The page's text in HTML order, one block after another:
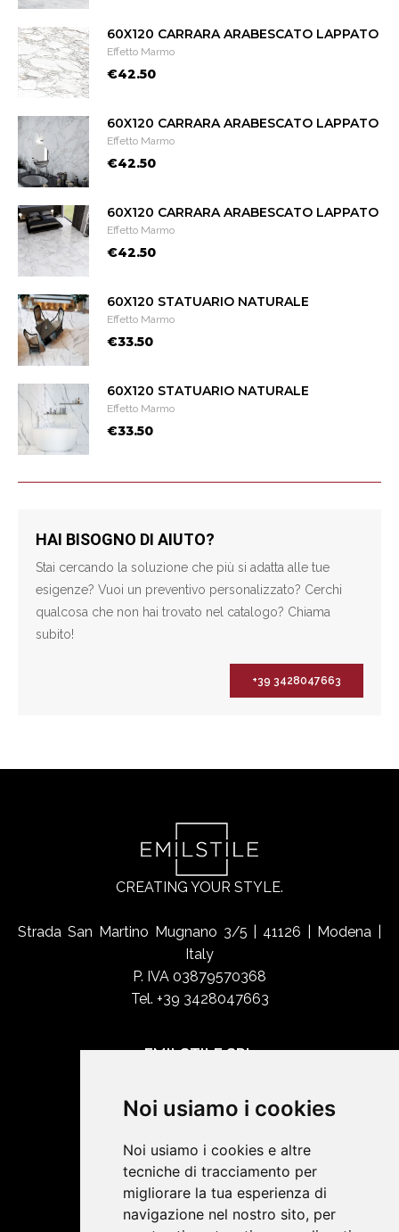
Noi usiamo i cookies
Noi usiamo i cookies e altre
tecniche di tracciamento per
migliorare la tua esperienza di
navigazione nel nostro sito, per
60X120 CARRARA ARABESCATO LAPPATO
Effetto Marmo
€42.50
60X120 CARRARA ARABESCATO LAPPATO
Effetto Marmo
€42.50
60X120 CARRARA ARABESCATO LAPPATO
Effetto Marmo
€42.50
60X120 STATUARIO NATURALE
Effetto Marmo
€33.50
60X120 STATUARIO NATURALE
Effetto Marmo
€33.50
HAI BISOGNO DI AIUTO?
Stai cercando la soluzione che più si adatta alle tue
esigenze? Vuoi un preventivo personalizzato? Cerchi
qualcosa che non hai trovato nel catalogo? Chiama
subito!
+39 3428047663
CREATING YOUR STYLE.
Strada San Martino Mugnano 3/5 | 41126 | Modena |
Italy
P. IVA 03879570368
Tel. +39 3428047663
EMILSTILE SRL
Shop Online
SOCIAL NETWORK